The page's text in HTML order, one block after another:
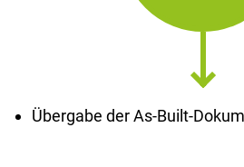
Übergabe der As-Built-